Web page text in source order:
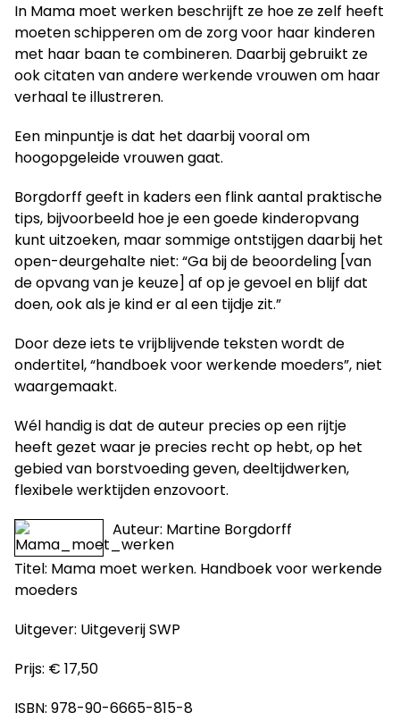
In Mama moet werken beschrijft ze hoe ze zelf heeft
moeten schipperen om de zorg voor haar kinderen
met haar baan te combineren. Daarbij gebruikt ze
ook citaten van andere werkende vrouwen om haar
verhaal te illustreren.
Een minpuntje is dat het daarbij vooral om
hoogopgeleide vrouwen gaat.
Borgdorff geeft in kaders een flink aantal praktische
tips, bijvoorbeeld hoe je een goede kinderopvang
kunt uitzoeken, maar sommige ontstijgen daarbij het
open-deurgehalte niet: “Ga bij de beoordeling [van
de opvang van je keuze] af op je gevoel en blijf dat
doen, ook als je kind er al een tijdje zit.”
Door deze iets te vrijblijvende teksten wordt de
ondertitel, “handboek voor werkende moeders”, niet
waargemaakt.
Wél handig is dat de auteur precies op een rijtje
heeft gezet waar je precies recht op hebt, op het
gebied van borstvoeding geven, deeltijdwerken,
flexibele werktijden enzovoort.
Auteur: Martine Borgdorff
Titel: Mama moet werken. Handboek voor werkende
moeders
Uitgever: Uitgeverij SWP
Prijs: € 17,50
ISBN: 978-90-6665-815-8